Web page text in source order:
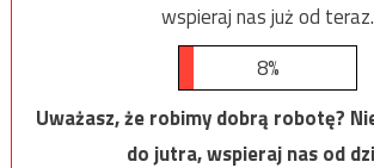
wspieraj nas już od teraz.
8%
Uważasz, że robimy dobrą robotę?
do jutra, wspieraj nas od